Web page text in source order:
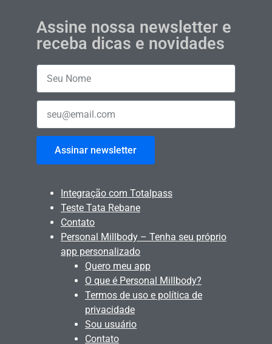
Assine nossa newsletter e
receba dicas e novidades
Assinar newsletter
Integração com Totalpass
Teste Tata Rebane
Contato
Personal Millbody – Tenha seu próprio
app personalizado
Quero meu app
O que é Personal Millbody?
Termos de uso e política de
privacidade
Sou usuário
Contato